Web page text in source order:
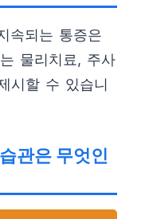
속되는 통증은
물리치료, 주사
시할 수 있습니
관은 무엇인